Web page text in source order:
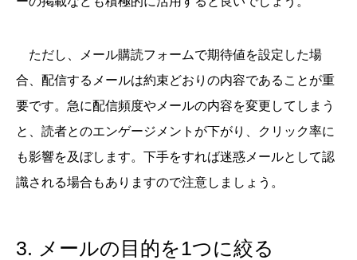
ただし、メール購読フォームで期待値を設定した場
合、配信するメールは約束どおりの内容であることが重
要です。急に配信頻度やメールの内容を変更してしまう
と、読者とのエンゲージメントが下がり、クリック率に
も影響を及ぼします。下手をすれば迷惑メールとして認
識される場合もありますので注意しましょう。
3. メールの目的を1つに絞る